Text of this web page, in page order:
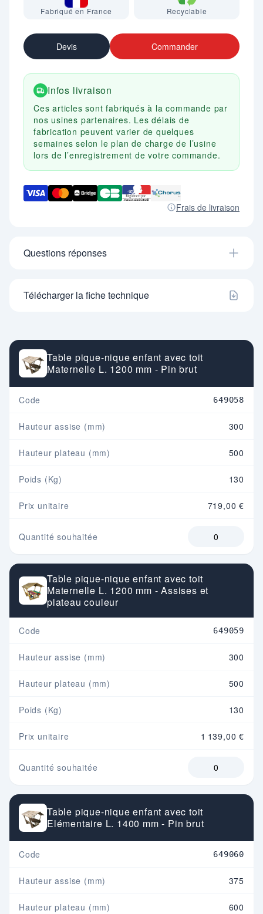
Fabriqué en France Recyclable
Devis Commander
Infos livraison
Ces articles sont fabriqués à la commande par
nos usines partenaires. Les délais de
fabrication peuvent varier de quelques
semaines selon le plan de charge de l’usine
lors de l’enregistrement de votre commande.
Frais de livraison
Questions réponses
Télécharger la fiche technique
Table pique-nique enfant avec toit
Maternelle L. 1200 mm - Pin brut
Code 649058
Hauteur assise (mm) 300
Hauteur plateau (mm) 500
Poids (Kg) 130
Prix unitaire 719,00 €
Quantité souhaitée
Table pique-nique enfant avec toit
Maternelle L. 1200 mm - Assises et
plateau couleur
Code 649059
Hauteur assise (mm) 300
Hauteur plateau (mm) 500
Poids (Kg) 130
Prix unitaire 1 139,00 €
Quantité souhaitée
Table pique-nique enfant avec toit
Elémentaire L. 1400 mm - Pin brut
Code 649060
Hauteur assise (mm) 375
Hauteur plateau (mm) 600